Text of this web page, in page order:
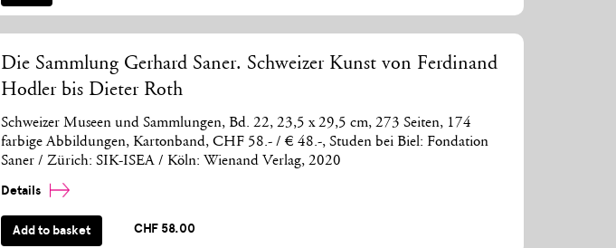
Die Sammlung Gerhard Saner. Schweizer Kunst von Ferdinand
Hodler bis Dieter Roth
Schweizer Museen und Sammlungen, Bd. 22, 23,5 x 29,5 cm, 273 Seiten, 174
farbige Abbildungen, Kartonband, CHF 58.- / € 48.-, Studen bei Biel: Fondation
Saner / Zürich: SIK-ISEA / Köln: Wienand Verlag, 2020
Details
Add to basket CHF 58.00